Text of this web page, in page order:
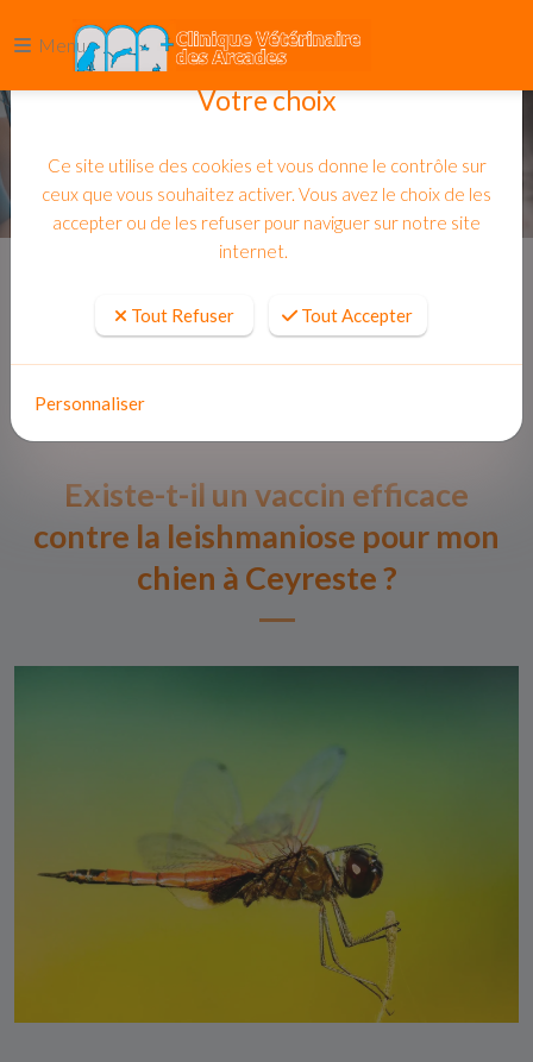
Menu
Existe-t-il un vaccin efficace
contre la leishmaniose pour mon
chien à Ceyreste ?
Votre choix
Ce site utilise des cookies et vous donne le contrôle sur
ceux que vous souhaitez activer. Vous avez le choix de les
accepter ou de les refuser pour naviguer sur notre site
internet.
Tout Refuser Tout Accepter
Personnaliser